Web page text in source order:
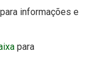
informações e
para